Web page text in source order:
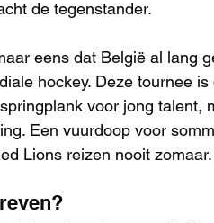
de tegenstander.
eens dat België al lang
hockey. Deze tournee
voor jong talent,
Een vuurdoop voor
Lions reizen nooit zomaar.